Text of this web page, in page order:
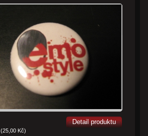
(25,00 Kč)
Detail produktu